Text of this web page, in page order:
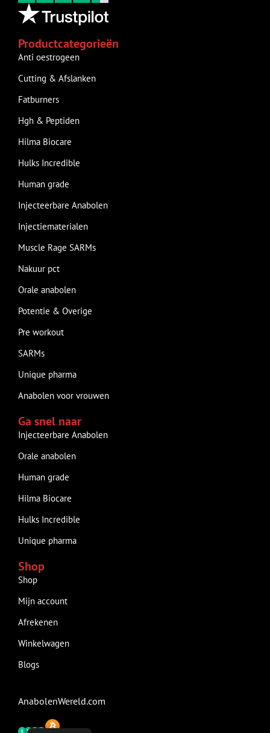
Productcategorieën
Anti oestrogeen
Cutting & Afslanken
Fatburners
Hgh & Peptiden
Hilma Biocare
Hulks Incredible
Human grade
Injecteerbare Anabolen
Injectiematerialen
Muscle Rage SARMs
Nakuur pct
Orale anabolen
Potentie & Overige
Pre workout
SARMs
Unique pharma
Anabolen voor vrouwen
Ga snel naar
Injecteerbare Anabolen
Orale anabolen
Human grade
Hilma Biocare
Hulks Incredible
Unique pharma
Shop
Shop
Mijn account
Afrekenen
Winkelwagen
Blogs
AnabolenWereld.com